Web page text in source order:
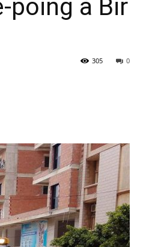
poing à Bir
0
305